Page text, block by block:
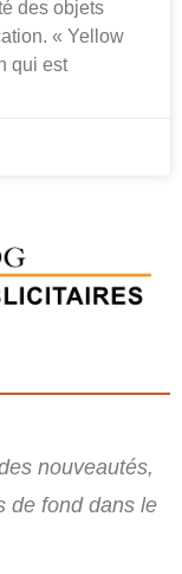
des objets
« Yellow
qui est
nouveautés,
de fond dans le